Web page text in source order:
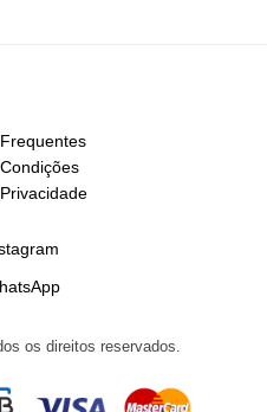
os direitos reservados.